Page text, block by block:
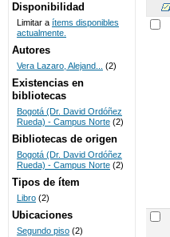
BIBLIOTECAS
UNICOC
Disponibilidad
Limitar a ítems disponibles
actualmente.
Autores
Vera Lazaro, Alejand... (2)
Existencias en
bibliotecas
Bogotá (Dr. David Ordóñez
Rueda) - Campus Norte (2)
Bibliotecas de origen
Bogotá (Dr. David Ordóñez
Rueda) - Campus Norte (2)
Tipos de ítem
Libro (2)
Ubicaciones
Segundo piso (2)